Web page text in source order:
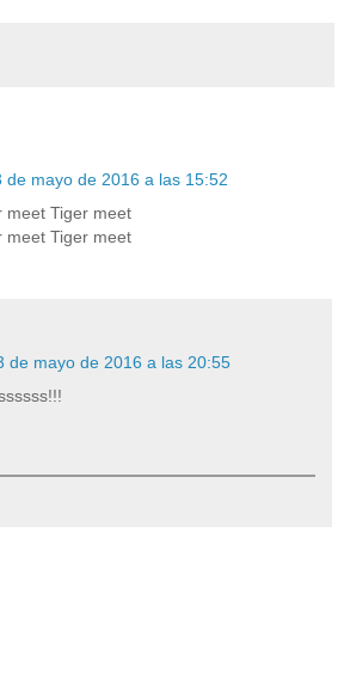
de mayo de 2016 a las 15:52
meet Tiger meet
meet Tiger meet
de mayo de 2016 a las 20:55